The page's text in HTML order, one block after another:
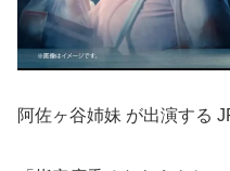
阿佐ヶ谷姉妹 が出演する